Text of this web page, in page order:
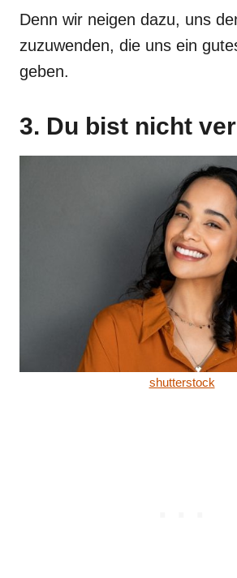
Denn wir neigen dazu, uns
zuzuwenden, die uns ein
geben.
3. Du bist nicht
shutterstock